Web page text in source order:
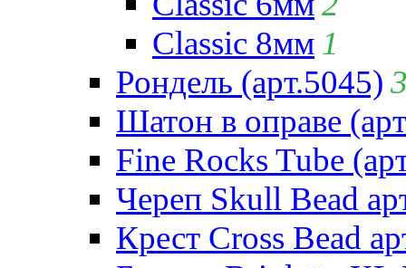
Classic 8мм 1
Рондель (арт.5045)
Шатон в оправе
Fine Rocks Tube
Череп Skull Bead
Крест Cross Bead